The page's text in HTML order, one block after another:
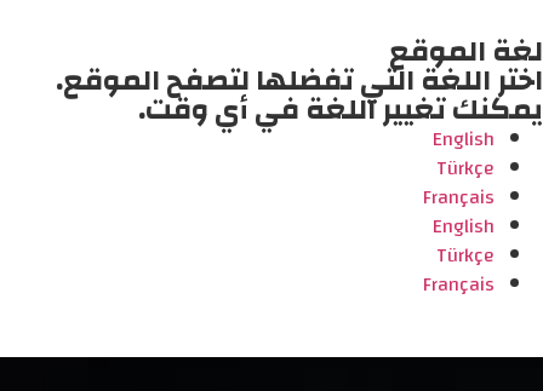
لغة الموقع
اختر اللغة التي تفضلها لتصفح الموقع.
يمكنك تغيير اللغة في أي وقت.
English
Türkçe
Français
English
Türkçe
Français